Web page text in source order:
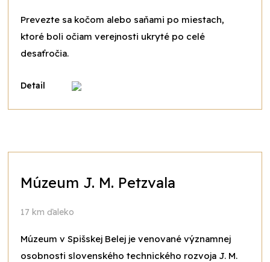
Prevezte sa kočom alebo saňami po miestach,
ktoré boli očiam verejnosti ukryté po celé
desaťročia.
Detail
Múzeum J. M. Petzvala
17 km ďaleko
Múzeum v Spišskej Belej je venované významnej
osobnosti slovenského technického rozvoja J. M.